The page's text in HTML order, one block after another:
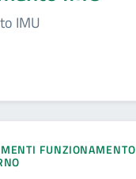
IMU
FUNZIONAMENTO